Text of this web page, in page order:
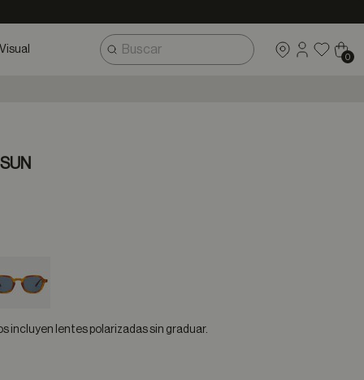
0
incluyen lentes polarizadas sin graduar.